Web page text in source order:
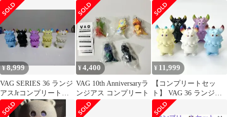
2RANGEAS
¥8,999
VAG SERIES 36 ランジ
アスJrコンプリートセ
ットT9Gソフビ ガチ
ャ
¥4,400
VAG 10th Anniversaryラ
ンジアス コンプリート
¥ 11,999
【コンプリートセッ
ト】 VAG 36 ランジア
スJr T9G